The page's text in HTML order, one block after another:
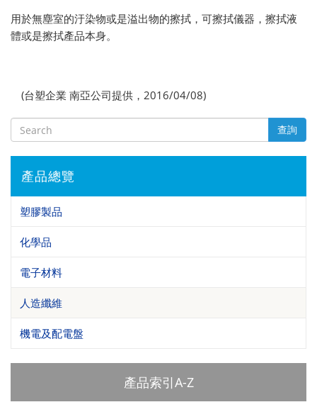
用於無塵室的汙染物或是溢出物的擦拭，可擦拭儀器，擦拭液
體或是擦拭產品本身。
(台塑企業 南亞公司提供，2016/04/08)
查詢
產品總覽
塑膠製品
化學品
電子材料
人造纖維
機電及配電盤
產品索引A-Z